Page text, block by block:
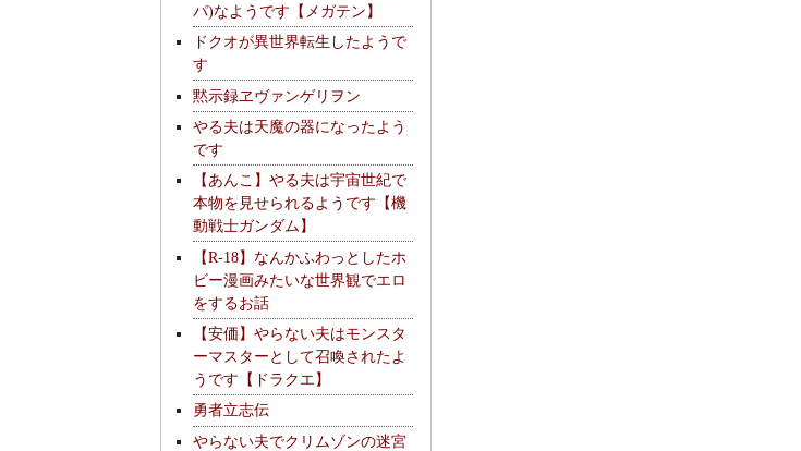
パ)なようです【メガテン】
ドクオが異世界転生したようで
す
黙示録ヱヴァンゲリヲン
やる夫は天魔の器になったよう
です
【あんこ】やる夫は宇宙世紀で
本物を見せられるようです【機
動戦士ガンダム】
【R-18】なんかふわっとしたホ
ビー漫画みたいな世界観でエロ
をするお話
【安価】やらない夫はモンスタ
ーマスターとして召喚されたよ
うです【ドラクエ】
勇者立志伝
やらない夫でクリムゾンの迷宮